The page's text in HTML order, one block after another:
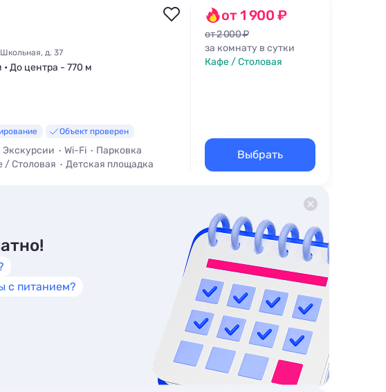
д. 37
До центра - 770 м
Объект проверен
Экскурсии Wi-Fi
Парковка
/ Столовая Детская площадка
от 1 900 ₽
от 2 000 ₽
за комнату в сутки
Кафе / Столовая
Выбрать
с питанием?